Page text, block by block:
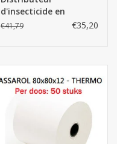
d'insecticide en
aérosol (sans 2 piles
€41,79 €35,20